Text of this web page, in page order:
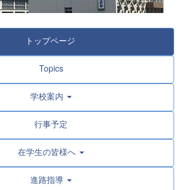
トップページ
Topics
学校案内
行事予定
在学生の皆様へ
進路指導